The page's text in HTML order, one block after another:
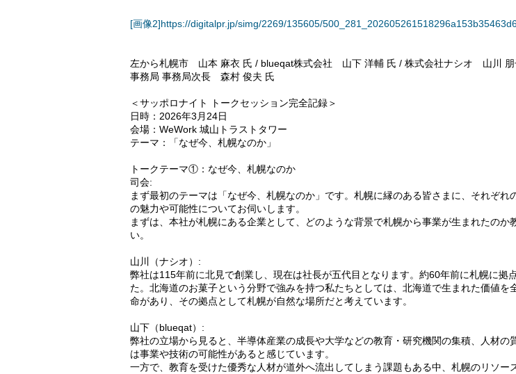
[画像2]https://digitalpr.jp/simg/2269/135605/
左から札幌市 山本 麻衣 氏 / blueqat株式会社 山下 洋輔 氏 / 株式会社ナシオ 山川 朋
事務局 事務局次長 森村 俊夫 氏
＜サッポロナイト トークセッション完全記録＞
日時：2026年3月24日
会場：WeWork 城山トラストタワー
テーマ：「なぜ今、札幌なのか」
トークテーマ①：なぜ今、札幌なのか
司会:
まず最初のテーマは「なぜ今、札幌なのか」です。札幌に縁のある皆さまに、それぞれ
の魅力や可能性についてお伺いします。
まずは、本社が札幌にある企業として、どのような背景で札幌から事業が生まれたのか
い。
山川（ナシオ）:
弊社は115年前に北見で創業し、現在は社長が五代目となります。約60年前に札幌に拠
た。北海道のお菓子という分野で強みを持つ私たちとしては、北海道で生まれた価値を
命があり、その拠点として札幌が自然な場所だと考えています。
山下（blueqat）:
弊社の立場から見ると、半導体産業の成長や大学などの教育・研究機関の集積、人材の
は事業や技術の可能性があると感じています。
一方で、教育を受けた優秀な人材が道外へ流出してしまう課題もある中、札幌のリソー